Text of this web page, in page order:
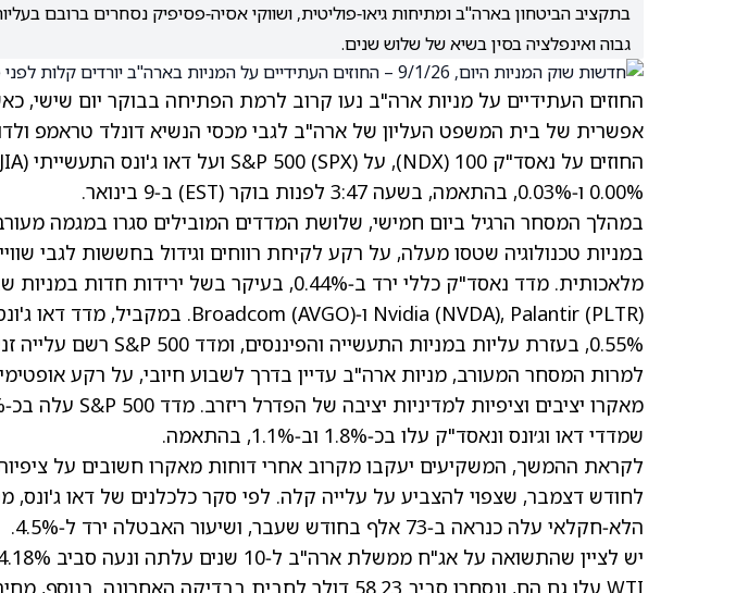
בתקציב הביטחון בארה"ב ומתיחות גיאו‑פוליטית, ושווקי אסיה‑פסיפיק נסחרים ברובם
גבוה ואינפלציה בסין בשיא של שלוש שנים.
החוזים העתידיים על מניות ארה"ב נעו קרוב לרמת הפתיחה בבוקר יום שישי,
אפשרית של בית המשפט העליון של ארה"ב לגבי מכסי הנשיא דונלד טראמפ
0.00% ו‑0.03%, בהתאמה, בשעה 3:47 לפנות בוקר (EST) ב‑9 בינואר.
במהלך המסחר הרגיל ביום חמישי, שלושת המדדים המובילים סגרו במגמה
במניות טכנולוגיה שטסו מעלה, על רקע לקיחת רווחים וגידול בחששות לגבי
מלאכותית. מדד נאסד"ק כללי ירד ב‑0.44%, בעיקר בשל
Nvidia (NVDA), Palantir (PLTR) ו‑Broadcom(AVGO)
0.55%, בעזרת עליות במניות התעשייה והפיננסים, ומדד S&P 500 רשם עלייה זניחה של פחות מ‑0.01%.
למרות המסחר המעורב, מניות ארה"ב עדיין בדרך לשבוע חיובי, על רקע
שמדדי דאו וג׳ונס ונאסד"ק עלו בכ‑1.8% וב‑1.1%, בהתאמה.
לקראת ההמשך, המשקיעים יעקבו מקרוב אחרי דוחות מאקרו חשובים על
לחודש דצמבר, שצפוי להצביע על עלייה קלה. לפי סקר כלכלנים של דאו ג'ונס,
הלא‑חקלאי עלה כנראה ב‑73 אלף בחודש שעבר, ושיעור האבטלה ירד ל‑4.5%.